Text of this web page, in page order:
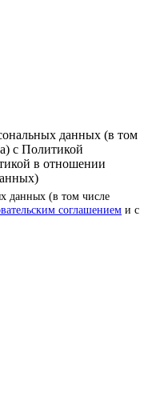
данных (в том
с Политикой
в отношении
данных (в том числе
соглашением и с